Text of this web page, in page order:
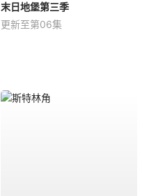
末日地堡第三季
更新至第06集